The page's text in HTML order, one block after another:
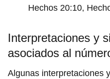
Hechos 20:10,
Interpretaciones y
asociados al
Algunas interpretaciones